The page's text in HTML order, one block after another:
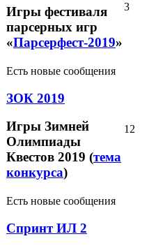
Игры фестиваля
парсерных игр
«Парсерфест-2019»
3
Есть новые сообщения
ЗОК 2019
Игры Зимней
Олимпиады
Квестов 2019 (тема
конкурса)
12
Есть новые сообщения
Спринт ИЛ 2